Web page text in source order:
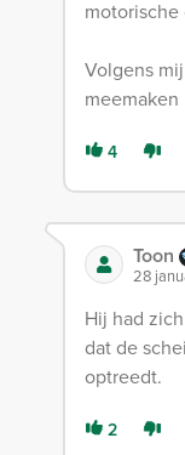
Volgens
4
Toon
28
Hij had
dat de
optreedt.
2